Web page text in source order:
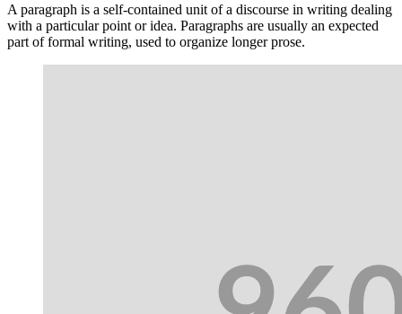
A paragraph is a self-contained unit of a discourse in writing dealing
with a particular point or idea. Paragraphs are usually an expected
part of formal writing, used to organize longer prose.